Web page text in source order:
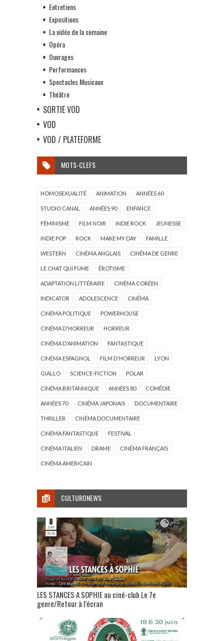
Entretiens
Expositions
La vidéo de la semaine
Opéra
Ouvrages
Performances
Spectacles Musicaux
Théâtre
SORTIE VOD
VOD
VOD / PLATEFORME
MOTS-CLEFS
HOMOSEXUALITÉ ANIMATION ANNÉES 60
STUDIO CANAL ANNÉES 90 ENFANCE
FÉMINISME FILM NOIR INDIE ROCK JEUNESSE
INDIE POP ROCK MAKE MY DAY FAMILLE
WESTERN CINÉMA ANGLAIS CINÉMA DE GENRE
LE CHAT QUI FUME ÉROTISME
ADAPTATION LITTÉRAIRE CINÉMA CORÉEN
INDICATOR ADOLESCENCE CINÉMA
CINÉMA POLITIQUE POWERHOUSE
CINÉMA D'HORREUR HORREUR
CINÉMA D'ANIMATION FANTASTIQUE
CINÉMA ESPAGNOL FILM D'HORREUR LYON
GIALLO SCIENCE-FICTION POLAR
CINÉMA BRITANNIQUE ANNÉES 80 COMÉDIE
ANNÉES 70 CINÉMA JAPONAIS DOCUMENTAIRE
THRILLER CINÉMA DOCUMENTAIRE
CINÉMA FANTASTIQUE FESTIVAL
CINÉMA ITALIEN DRAME CINÉMA FRANÇAIS
CINÉMA AMERICAIN
CULTURONEWS
LES STANCES A SOPHIE au ciné-club Le 7e
genre/Retour à l’écran